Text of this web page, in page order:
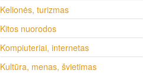
Kelionės, turizmas
Kitos nuorodos
Kompiuteriai, internetas
Kultūra, menas, švietimas